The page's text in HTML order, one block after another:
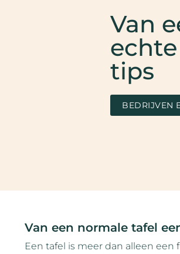
Van
tips
BEDRIJVEN
Van een normale tafel
Een tafel is meer dan alleen